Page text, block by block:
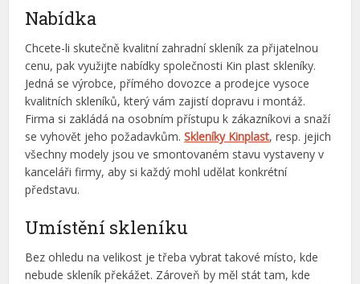
Nabídka
Chcete-li skutečně kvalitní zahradní skleník za přijatelnou
cenu, pak využijte nabídky společnosti Kin plast skleníky.
Jedná se výrobce, přímého dovozce a prodejce vysoce
kvalitních skleníků, který vám zajistí dopravu i montáž.
Firma si zakládá na osobním přístupu k zákazníkovi a snaží
se vyhovět jeho požadavkům.Skleníky Kinplast, resp. jejich
všechny modely jsou ve smontovaném stavu vystaveny v
kanceláři firmy, aby si každý mohl udělat konkrétní
představu.
Umístění skleníku
Bez ohledu na velikost je třeba vybrat takové místo, kde
nebude skleník překážet. Zároveň by měl stát tam, kde